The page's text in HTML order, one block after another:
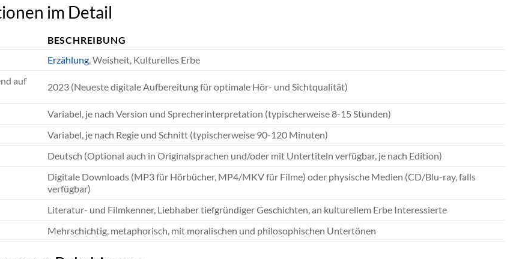
im Detail
BESCHREIBUNG
Erzählung, Weisheit, Kulturelles Erbe
auf
2023 (Neueste digitale Aufbereitung für optimale Hör- und Sichtqualität)
Variabel, je nach Version und Sprecherinterpretation (typischerweise 8-15 Stunden)
Variabel, je nach Regie und Schnitt (typischerweise 90-120 Minuten)
Deutsch (Optional auch in Originalsprachen und/oder mit Untertiteln verfügbar, je nach Edition)
Digitale Downloads (MP3 für Hörbücher, MP4/MKV für Filme) oder physische Medien (CD/Blu-ray, falls
verfügbar)
Literatur- und Filmkenner, Liebhaber tiefgründiger Geschichten, an kulturellem Erbe Interessierte
Mehrschichtig, metaphorisch, mit moralischen und philosophischen Untertönen